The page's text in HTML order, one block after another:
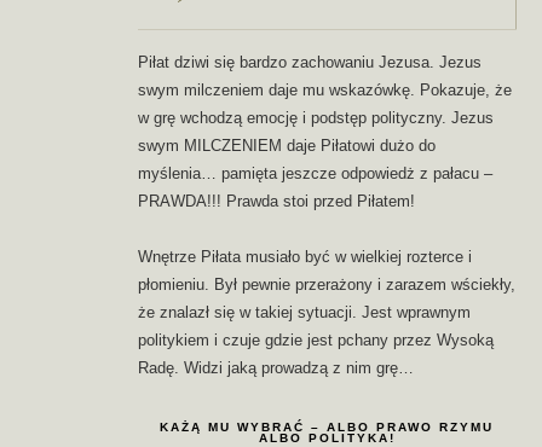
Piłat dziwi się bardzo zachowaniu Jezusa. Jezus
swym milczeniem daje mu wskazówkę. Pokazuje, że
w grę wchodzą emocję i podstęp polityczny. Jezus
swym MILCZENIEM daje Piłatowi dużo do
myślenia… pamięta jeszcze odpowiedż z pałacu –
PRAWDA!!! Prawda stoi przed Piłatem!
Wnętrze Piłata musiało być w wielkiej rozterce i
płomieniu. Był pewnie przerażony i zarazem wściekły,
że znalazł się w takiej sytuacji. Jest wprawnym
politykiem i czuje gdzie jest pchany przez Wysoką
Radę. Widzi jaką prowadzą z nim grę…
KAŻĄ MU WYBRAĆ – ALBO PRAWO RZYMU
ALBO POLITYKA!